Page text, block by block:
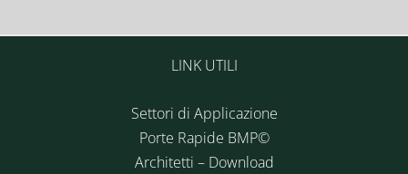
LINK UTILI
Settori di Applicazione
Porte Rapide BMP©
Architetti – Download